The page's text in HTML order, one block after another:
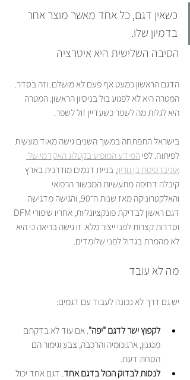
כשאין דגם, כל אחד מאשר מוצר אחר
בדמיון שלו.
הסיבה השלישית היא איטרציה
הדגם הראשון כמעט אף פעם לא מושלם. וזה בסדר.
המטרה היא לא לפגוע בול בניסיון הראשון. המטרה
היא לגלות מה לשפר כשעדיין זול לשפר.
בישראל התפתחה במשך השנים גישה מאוד מעשית
לפיתוח. לפי המידע המופיע בקטלוג האקדמי של
אוניברסיטת בן גוריון, בניית דגמים מודרנית בארץ
קיבלה דחיפה מתעשיות המכשור הרפואי
והאלקטרוניקה מאז שנות ה־90, והגישה מדגישה
וסדרות קצרות לפני ייצור מלא. זו גישה בריאה כי היא
לא מהמרת בגדול לפני שלומדים.
מה לא עובד
יש גם דרך לא נכונה לעבוד עם דגמים:
לקפוץ ישר לדגם "יפה". אם עוד לא בדקתם
מנגנון, ארגונומיה והרכבה, צבע וגימור הם
הסחת דעת.
לנסות לבדוק הכול בדגם אחד. דגם אחד יכול